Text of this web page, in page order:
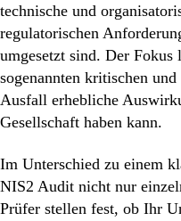
technische und
regulatorischen
umgesetzt sind. Der Fokus
sogenannten kritischen
Ausfall erhebliche
Gesellschaft haben kann.
Im Unterschied zu einem
NIS2 Audit nicht nur
Prüfer stellen fest, ob Ihr